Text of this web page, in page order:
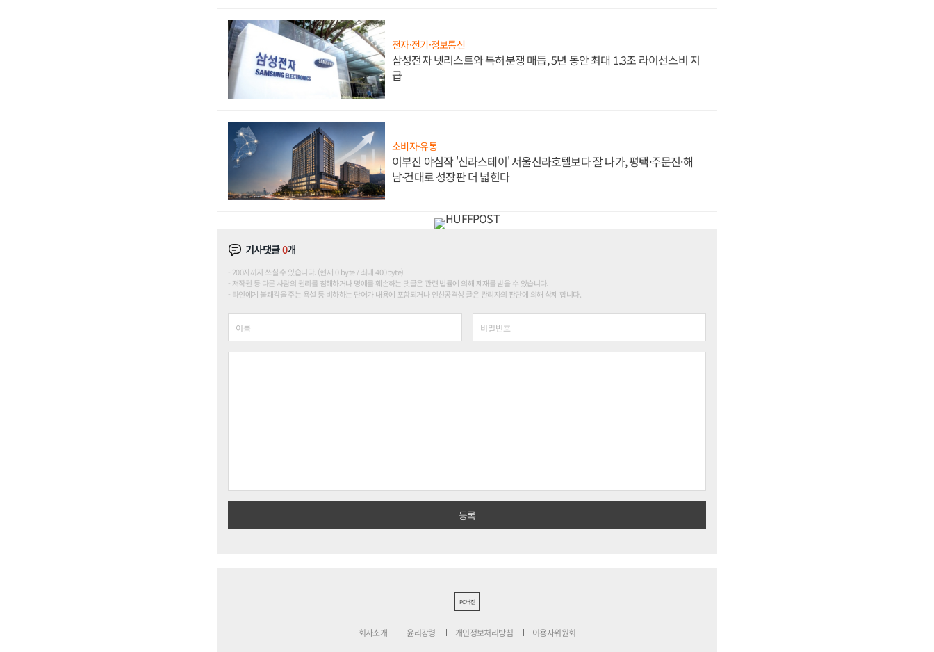
전자·전기·정보통신
삼성전자 넷리스트와 특허분쟁 매듭, 5년 동안 최대 1.3조 라이선스비 지
급
소비자·유통
이부진 야심작 '신라스테이' 서울신라호텔보다 잘 나가, 평택·주문진·해
남·건대로 성장판 더 넓힌다
기사댓글0개
200자까지 쓰실 수 있습니다. (현재 0 byte / 최대 400byte)
저작권 등 다른 사람의 권리를 침해하거나 명예를 훼손하는 댓글은 관련 법률에 의해 제재를 받을 수 있습니다.
타인에게 불쾌감을 주는 욕설 등 비하하는 단어가 내용에 포함되거나 인신공격성 글은 관리자의 판단에 의해 삭제 합니다.
PC버전
회사소개 윤리강령 개인정보처리방침 이용자위원회